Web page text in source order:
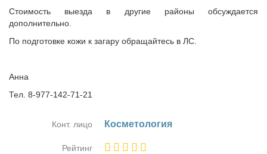
Стоимость выезда в другие районы обсуждается
дополнительно.
По подготовке кожи к загару обращайтесь в ЛС.
Анна
Тел. 8-977-142-71-21
Конт. лицо Кос­ме­то­ло­гия
Рейтинг